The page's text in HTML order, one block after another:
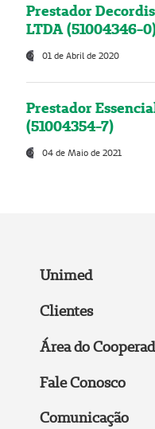
Prestador
LTDA (51004346-
01 de Abril de 2020
Prestador
(51004354-7)
04 de Maio de 2021
Unimed
Clientes
Área do
Fale Conosco
Comunicação